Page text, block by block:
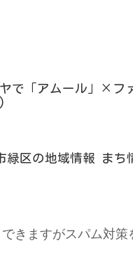
で「アムール」×フ
緑区の地域情報 まち
きますがスパム対策